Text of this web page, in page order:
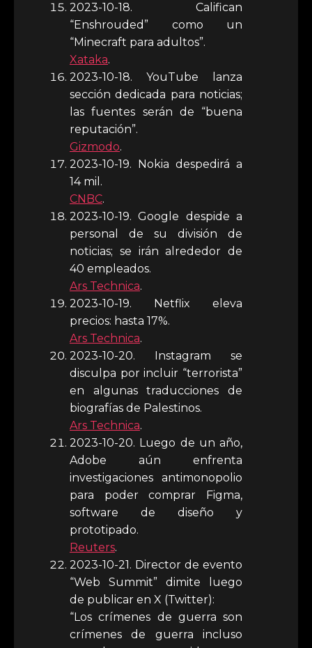
2023-10-18. Califican
“Enshrouded” como un
“Minecraft para adultos”.
Xataka.
2023-10-18. YouTube lanza
sección dedicada para noticias;
las fuentes serán de “buena
reputación”.
Gizmodo.
2023-10-19. Nokia despedirá a
14 mil.
CNBC.
2023-10-19. Google despide a
personal de su división de
noticias; se irán alrededor de
40 empleados.
Ars Technica.
2023-10-19. Netflix eleva
precios: hasta 17%.
Ars Technica.
2023-10-20. Instagram se
disculpa por incluir “terrorista”
en algunas traducciones de
biografías de Palestinos.
Ars Technica.
2023-10-20. Luego de un año,
Adobe aún enfrenta
investigaciones antimonopolio
para poder comprar Figma,
software de diseño y
prototipado.
Reuters.
2023-10-21. Director de evento
“Web Summit” dimite luego
de publicar en X (Twitter):
“Los crímenes de guerra son
crímenes de guerra incluso